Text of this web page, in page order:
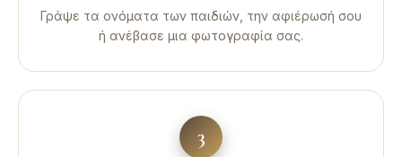
Γράψε τα ονόματα των παιδιών, την αφιέρωσή σου
ή ανέβασε μια φωτογραφία σας.
3